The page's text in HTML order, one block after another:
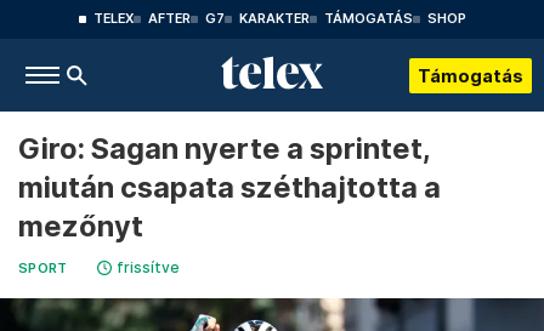
TELEX AFTER G7 KARAKTER TÁMOGATÁS SHOP
Támogatás
Giro: Sagan nyerte a sprintet,
miután csapata széthajtotta a
mezőnyt
SPORT frissítve